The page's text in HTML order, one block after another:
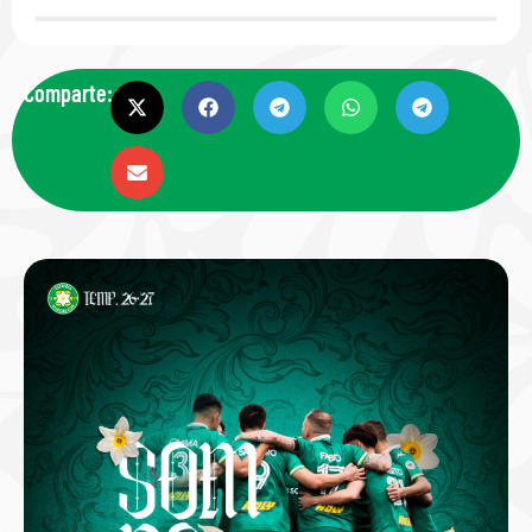
Comparte: